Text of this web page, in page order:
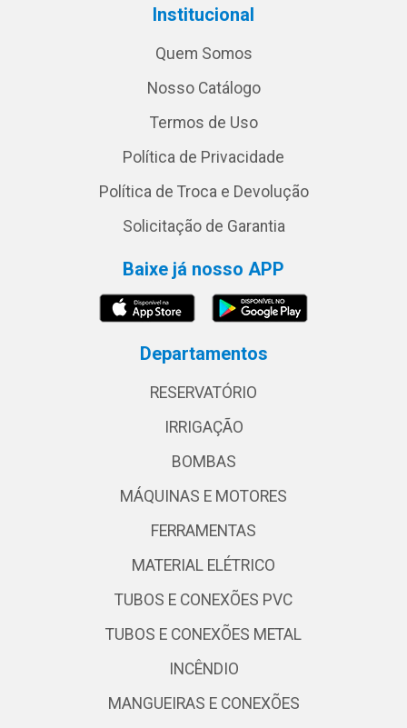
Institucional
Quem Somos
Nosso Catálogo
Termos de Uso
Política de Privacidade
Política de Troca e Devolução
Solicitação de Garantia
Baixe já nosso APP
Departamentos
RESERVATÓRIO
IRRIGAÇÃO
BOMBAS
MÁQUINAS E MOTORES
FERRAMENTAS
MATERIAL ELÉTRICO
TUBOS E CONEXÕES PVC
TUBOS E CONEXÕES METAL
INCÊNDIO
MANGUEIRAS E CONEXÕES